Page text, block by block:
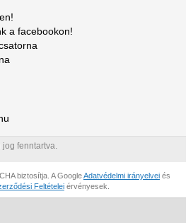
a facebookon!
fenntartva.
biztosítja. A GoogleAdatvédelmi irányelvei és
Feltételei érvényesek.